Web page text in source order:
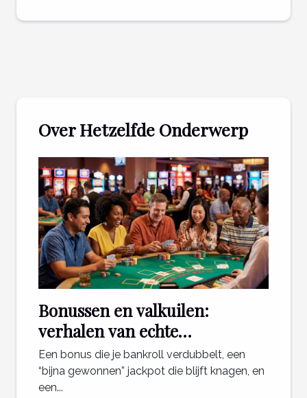
Over Hetzelfde Onderwerp
Bonussen en valkuilen:
verhalen van echte
casinospelers
Een bonus die je bankroll verdubbelt, een
“bijna gewonnen” jackpot die blijft knagen, en
een...